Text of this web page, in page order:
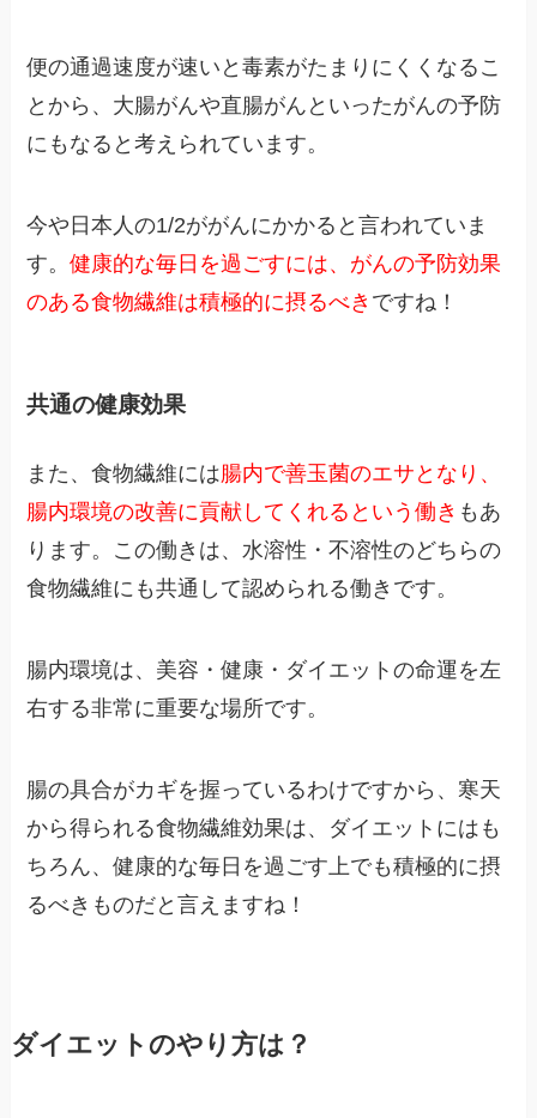
便の通過速度が速いと毒素がたまりにくくなるこ
とから、大腸がんや直腸がんといったがんの予防
にもなると考えられています。
今や日本人の1/2ががんにかかると言われていま
す。健康的な毎日を過ごすには、がんの予防効果
のある食物繊維は積極的に摂るべき ですね！
共通の健康効果
また、食物繊維には腸内で善玉菌のエサとなり、
腸内環境の改善に貢献してくれるという働き もあ
ります。この働きは、水溶性・不溶性のどちらの
食物繊維にも共通して認められる働きです。
腸内環境は、美容・健康・ダイエットの命運を左
右する非常に重要な場所です。
腸の具合がカギを握っているわけですから、寒天
から得られる食物繊維効果は、ダイエットにはも
ちろん、健康的な毎日を過ごす上でも積極的に摂
るべきものだと言えますね！
ダイエットのやり方は？